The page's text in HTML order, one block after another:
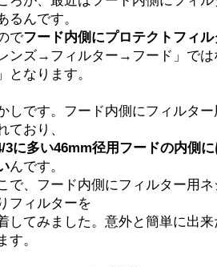
るんです。
でフード内側にプロテクトフィ
レンズ→フィルター→フード」で
となります。
しです。フード内側にフィルタ
ており、
3に多い46mm径用フードの内側
んです。
で、フード内側にフィルター用
フィルターを
してみました。意外と簡単に出
す。